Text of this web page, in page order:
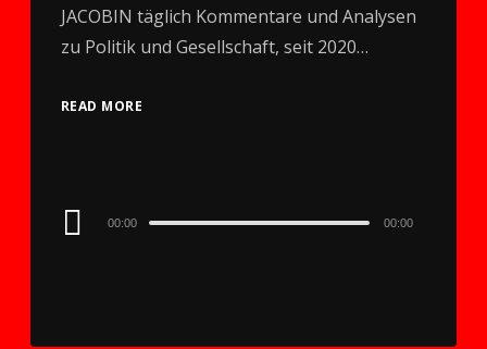
JACOBIN täglich Kommentare und Analysen
zu Politik und Gesellschaft, seit 2020…
READ MORE
Audio
00:00 00:00